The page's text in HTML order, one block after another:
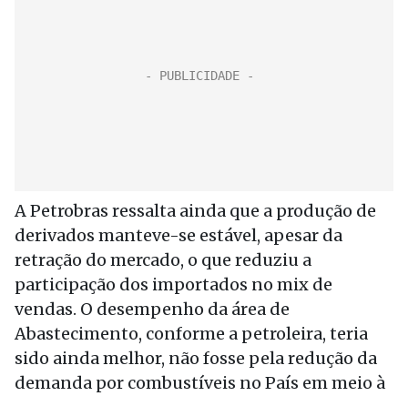
A Petrobras ressalta ainda que a produção de
derivados manteve-se estável, apesar da
retração do mercado, o que reduziu a
participação dos importados no mix de
vendas. O desempenho da área de
Abastecimento, conforme a petroleira, teria
sido ainda melhor, não fosse pela redução da
demanda por combustíveis no País em meio à